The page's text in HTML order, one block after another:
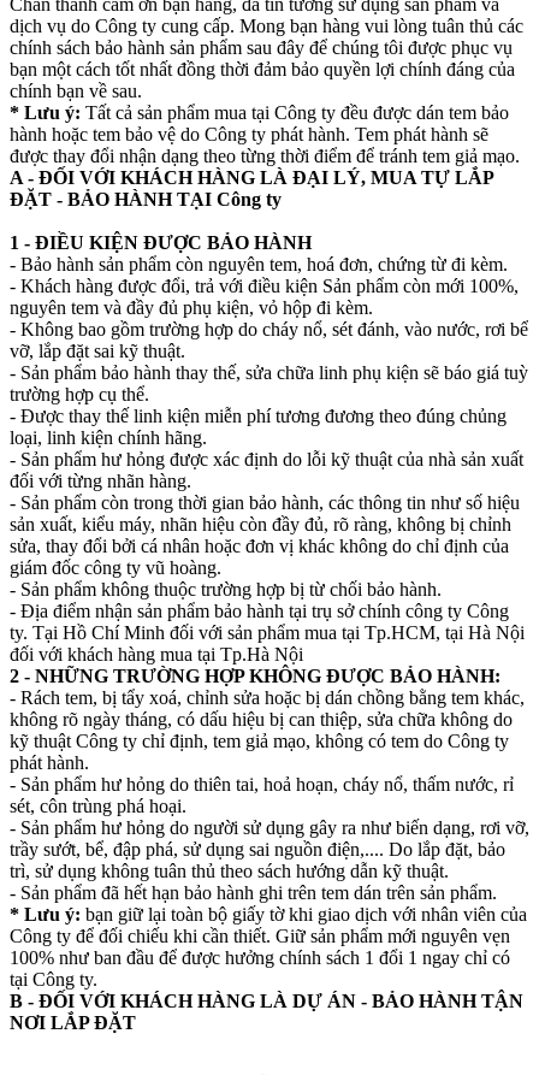
dịch vụ do Công ty cung cấp. Mong bạn hàng vui lòng tuân thủ các
chính sách bảo hành sản phẩm sau đây để chúng tôi được phục vụ
bạn một cách tốt nhất đồng thời đảm bảo quyền lợi chính đáng của
chính bạn về sau.
* Lưu ý: Tất cả sản phẩm mua tại Công ty đều được dán tem bảo
hành hoặc tem bảo vệ do Công ty phát hành. Tem phát hành sẽ
được thay đổi nhận dạng theo từng thời điểm để tránh tem giả mạo.
A - ĐỐI VỚI KHÁCH HÀNG LÀ ĐẠI LÝ, MUA TỰ LẮP
ĐẶT - BẢO HÀNH TẠI Công ty
1 - ĐIỀU KIỆN ĐƯỢC BẢO HÀNH
- Bảo hành sản phẩm còn nguyên tem, hoá đơn, chứng từ đi kèm.
- Khách hàng được đổi, trả với điều kiện Sản phẩm còn mới 100%,
nguyên tem và đầy đủ phụ kiện, vỏ hộp đi kèm.
- Không bao gồm trường hợp do cháy nổ, sét đánh, vào nước, rơi bể
vỡ, lắp đặt sai kỹ thuật.
- Sản phẩm bảo hành thay thế, sửa chữa linh phụ kiện sẽ báo giá tuỳ
trường hợp cụ thể.
- Được thay thế linh kiện miễn phí tương đương theo đúng chủng
loại, linh kiện chính hãng.
- Sản phẩm hư hỏng được xác định do lỗi kỹ thuật của nhà sản xuất
đối với từng nhãn hàng.
- Sản phẩm còn trong thời gian bảo hành, các thông tin như số hiệu
sản xuất, kiểu máy, nhãn hiệu còn đầy đủ, rõ ràng, không bị chỉnh
sửa, thay đổi bởi cá nhân hoặc đơn vị khác không do chỉ định của
giám đốc công ty vũ hoàng.
- Sản phẩm không thuộc trường hợp bị từ chối bảo hành.
- Địa điểm nhận sản phẩm bảo hành tại trụ sở chính công ty Công
ty. Tại Hồ Chí Minh đối với sản phẩm mua tại Tp.HCM, tại Hà Nội
đối với khách hàng mua tại Tp.Hà Nội
2 - NHỮNG TRƯỜNG HỢP KHÔNG ĐƯỢC BẢO HÀNH:
- Rách tem, bị tẩy xoá, chỉnh sửa hoặc bị dán chồng bằng tem khác,
không rõ ngày tháng, có dấu hiệu bị can thiệp, sửa chữa không do
kỹ thuật Công ty chỉ định, tem giả mạo, không có tem do Công ty
phát hành.
- Sản phẩm hư hỏng do thiên tai, hoả hoạn, cháy nổ, thấm nước, rỉ
sét, côn trùng phá hoại.
- Sản phẩm hư hỏng do người sử dụng gây ra như biến dạng, rơi vỡ,
trầy sướt, bể, đập phá, sử dụng sai nguồn điện,.... Do lắp đặt, bảo
trì, sử dụng không tuân thủ theo sách hướng dẫn kỹ thuật.
- Sản phẩm đã hết hạn bảo hành ghi trên tem dán trên sản phẩm.
* Lưu ý: bạn giữ lại toàn bộ giấy tờ khi giao dịch với nhân viên của
Công ty để đối chiếu khi cần thiết. Giữ sản phẩm mới nguyên vẹn
100% như ban đầu để được hưởng chính sách 1 đổi 1 ngay chỉ có
tại Công ty.
B - ĐỐI VỚI KHÁCH HÀNG LÀ DỰ ÁN - BẢO HÀNH TẬN
NƠI LẮP ĐẶT